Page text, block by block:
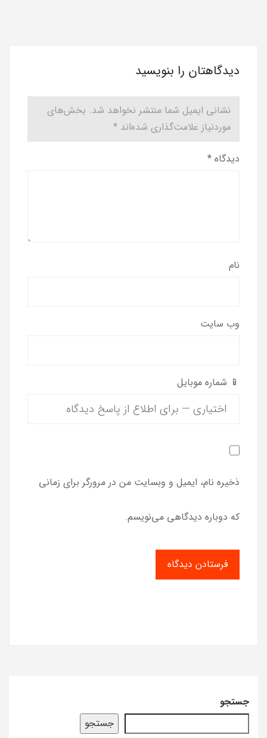
دیدگاهتان را بنویسید
نشانی ایمیل شما منتشر نخواهد شد. بخش‌های
موردنیاز علامت‌گذاری شده‌اند *
دیدگاه *
نام
وب‌ سایت
📱 شماره موبایل
ذخیره نام، ایمیل و وبسایت من در مرورگر برای زمانی
که دوباره دیدگاهی می‌نویسم.
جستجو
جستجو